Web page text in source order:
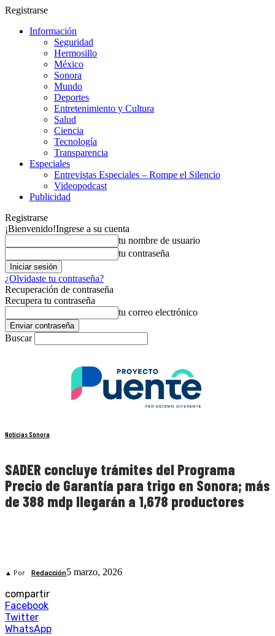
Registrarse
Información
Seguridad
Hermosillo
México
Sonora
Mundo
Deportes
Entretenimiento y Cultura
Salud
Ciencia
Tecnología
Transparencia
Especiales
Entrevistas Especiales – Rompe el Silencio
Videopodcast
Publicidad
Registrarse
¡Bienvenido!Ingrese a su cuenta
tu nombre de usuario
tu contraseña
¿Olvidaste tu contraseña?
Recuperación de contraseña
Recupera tu contraseña
tu correo electrónico
Buscar
Noticias Sonora
SADER concluye trámites del Programa
Precio de Garantía para trigo en Sonora; más
de 388 mdp llegarán a 1,678 productores
▲ Por Redacción5 marzo, 2026
compartir
Facebook
Twitter
WhatsApp